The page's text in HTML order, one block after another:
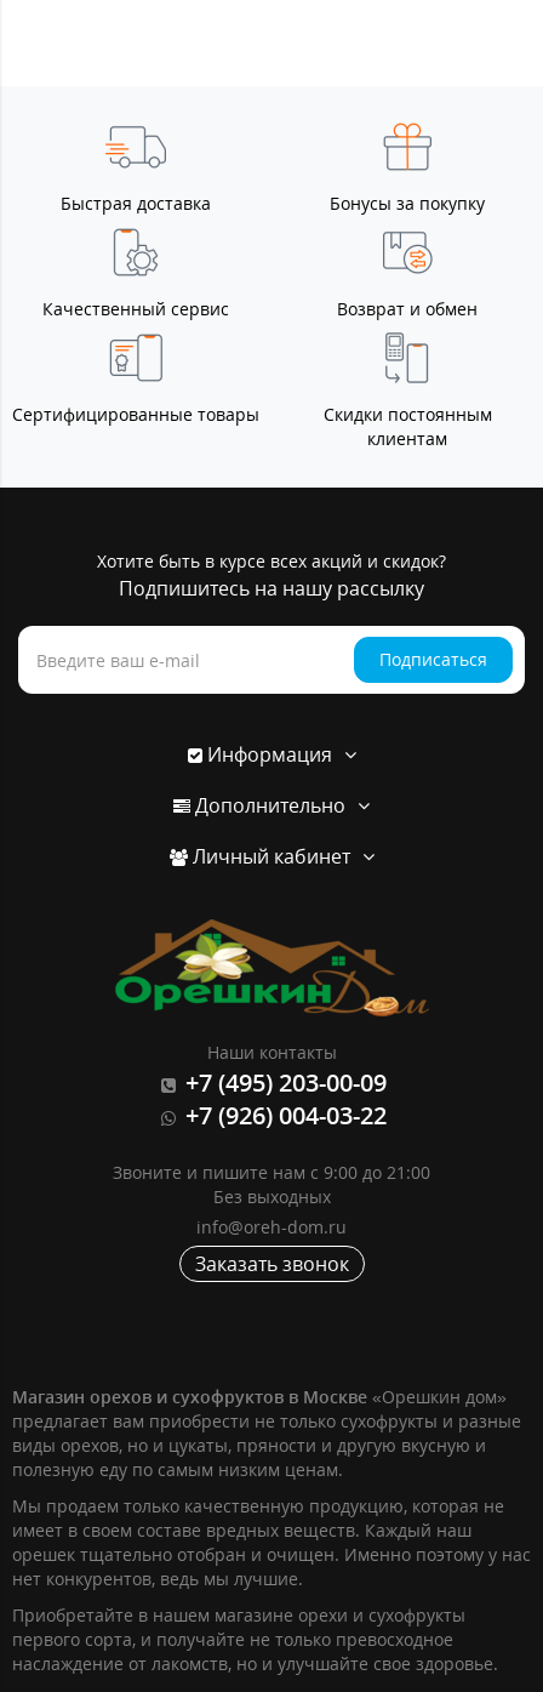
Быстрая доставка Бонусы за покупку
Качественный сервис Возврат и обмен
Сертифицированные товары
Скидки постоянным
клиентам
Хотите быть в курсе всех акций и скидок?
Подпишитесь на нашу рассылку
Подписаться
Информация
Дополнительно
Личный кабинет
Наши контакты
+7 (495) 203-00-09
+7 (926) 004-03-22
Звоните и пишите нам с 9:00 до 21:00
Без выходных
info@oreh-dom.ru
Заказать звонок
Магазин орехов и сухофруктов в Москве «Орешкин дом»
предлагает вам приобрести не только сухофрукты и разные
виды орехов, но и цукаты, пряности и другую вкусную и
полезную еду по самым низким ценам.
Мы продаем только качественную продукцию, которая не
имеет в своем составе вредных веществ. Каждый наш
орешек тщательно отобран и очищен. Именно поэтому у нас
нет конкурентов, ведь мы лучшие.
Приобретайте в нашем магазине орехи и сухофрукты
первого сорта, и получайте не только превосходное
наслаждение от лакомств, но и улучшайте свое здоровье.